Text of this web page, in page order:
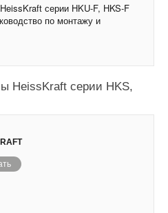
серии HKU-F, HKS-F
по монтажу и
HeissKraft серии HKS,